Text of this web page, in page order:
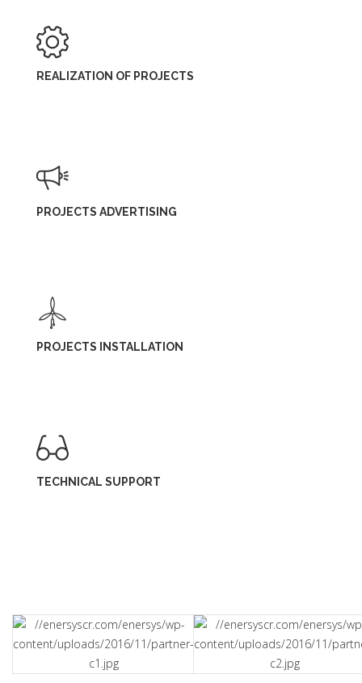
REALIZATION OF PROJECTS
PROJECTS ADVERTISING
PROJECTS INSTALLATION
TECHNICAL SUPPORT